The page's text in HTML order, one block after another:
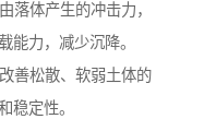
落体产生的冲击力，
能力，减少沉降。
善松散、软弱土体的
稳定性。